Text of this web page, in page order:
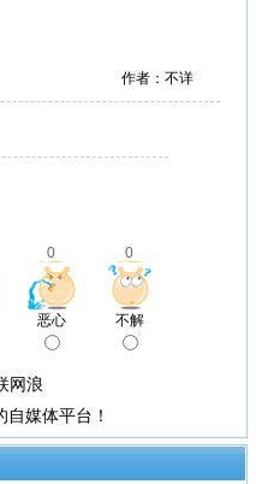
作者：不详
0 0
恶心 不解
网浪
媒体平台！